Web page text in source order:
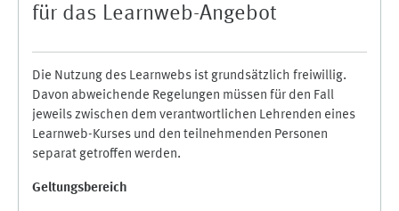
für das Learnweb-Angebot
Die Nutzung des Learnwebs ist grundsätzlich freiwillig.
Davon abweichende Regelungen müssen für den Fall
jeweils zwischen dem verantwortlichen Lehrenden eines
Learnweb-Kurses und den teilnehmenden Personen
separat getroffen werden.
Geltungsbereich